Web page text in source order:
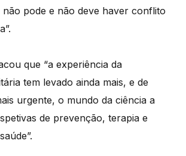
não pode e não deve haver conflito
que “a experiência da
tem levado ainda mais, e de
urgente, o mundo da ciência a
de prevenção, terapia e